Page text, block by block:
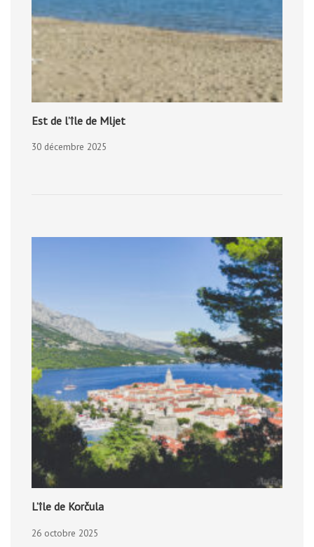
Est de l’île de Mljet
30 décembre 2025
L’île de Korčula
26 octobre 2025